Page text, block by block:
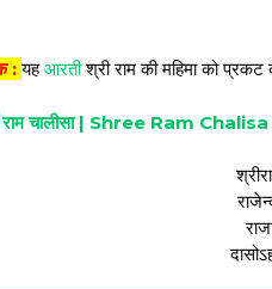
:यहआरतीश्री राम की महिमा को
राम चालीसा | Shree Ram Chalisa